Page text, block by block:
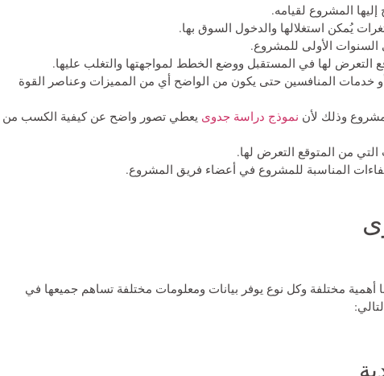
المشروع لقيامه.
يُمكن استغلالها والدخول السوق بها.
السنوات الأولى للمشروع.
التعرض لها في المستقبل ووضع الخطط لمواجهتها والتغلب عليها.
خدمات المنافسين حتى يكون من الواضح أي من المميزات وعناصر القوة
وذلك لأن نموذج دراسة جدوى يعطي تصور واضح عن كيفية الكسب من
من المتوقع التعرض لها.
المناسبة للمشروع في أعضاء فريق المشروع.
مختلفة وكل نوع يوفر بيانات ومعلومات مختلفة تساهم جميعها في